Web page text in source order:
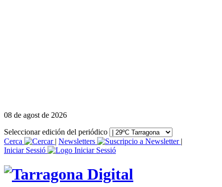
08 de agost de 2026
Seleccionar edición del periódico
Cerca
| Newsletters
|
Iniciar Sessió